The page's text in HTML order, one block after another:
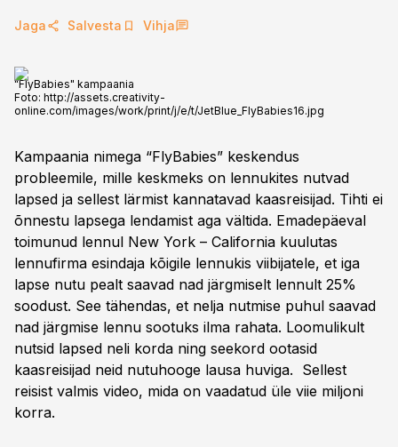
Jaga Salvesta Vihja
"FlyBabies" kampaania
Foto: http://assets.creativity-
online.com/images/work/print/j/e/t/JetBlue_FlyBabies16.jpg
Kampaania nimega “FlyBabies” keskendus
probleemile, mille keskmeks on lennukites nutvad
lapsed ja sellest lärmist kannatavad kaasreisijad. Tihti ei
õnnestu lapsega lendamist aga vältida. Emadepäeval
toimunud lennul New York – California kuulutas
lennufirma esindaja kõigile lennukis viibijatele, et iga
lapse nutu pealt saavad nad järgmiselt lennult 25%
soodust. See tähendas, et nelja nutmise puhul saavad
nad järgmise lennu sootuks ilma rahata. Loomulikult
nutsid lapsed neli korda ning seekord ootasid
kaasreisijad neid nutuhooge lausa huviga. Sellest
reisist valmis video, mida on vaadatud üle viie miljoni
korra.